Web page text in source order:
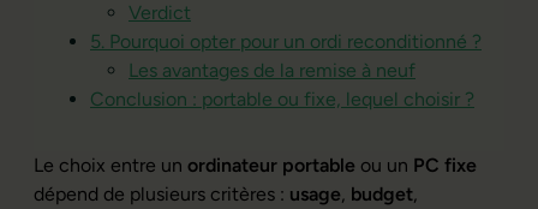
Verdict
5. Pourquoi opter pour un ordi reconditionné ?
Les avantages de la remise à neuf
Conclusion : portable ou fixe, lequel choisir ?
Le choix entre un ordinateur portable ou un PC fixe
dépend de plusieurs critères : usage, budget,